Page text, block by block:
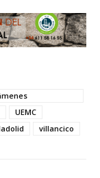
UEMC
villancico